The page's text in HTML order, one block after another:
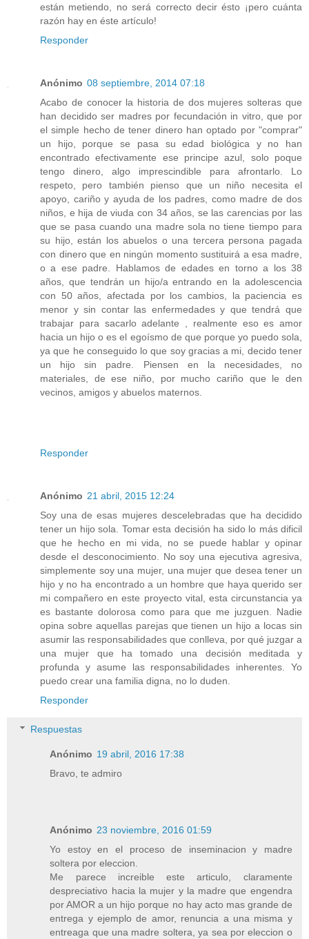
están metiendo, no será correcto decir ésto ¡pero cuánta
razón hay en éste artículo!
Responder
Anónimo 08 septiembre, 2014 07:18
Acabo de conocer la historia de dos mujeres solteras que
han decidido ser madres por fecundación in vitro, que por
el simple hecho de tener dinero han optado por "comprar"
un hijo, porque se pasa su edad biológica y no han
encontrado efectivamente ese principe azul, solo poque
tengo dinero, algo imprescindible para afrontarlo. Lo
respeto, pero también pienso que un niño necesita el
apoyo, cariño y ayuda de los padres, como madre de dos
niños, e hija de viuda con 34 años, se las carencias por las
que se pasa cuando una madre sola no tiene tiempo para
su hijo, están los abuelos o una tercera persona pagada
con dinero que en ningún momento sustituirá a esa madre,
o a ese padre. Hablamos de edades en torno a los 38
años, que tendrán un hijo/a entrando en la adolescencia
con 50 años, afectada por los cambios, la paciencia es
menor y sin contar las enfermedades y que tendrá que
trabajar para sacarlo adelante , realmente eso es amor
hacia un hijo o es el egoísmo de que porque yo puedo sola,
ya que he conseguido lo que soy gracias a mi, decido tener
un hijo sin padre. Piensen en la necesidades, no
materiales, de ese niño, por mucho cariño que le den
vecinos, amigos y abuelos maternos.
Responder
Anónimo 21 abril, 2015 12:24
Soy una de esas mujeres descelebradas que ha decidido
tener un hijo sola. Tomar esta decisión ha sido lo más dificil
que he hecho en mi vida, no se puede hablar y opinar
desde el desconocimiento. No soy una ejecutiva agresiva,
simplemente soy una mujer, una mujer que desea tener un
hijo y no ha encontrado a un hombre que haya querido ser
mi compañero en este proyecto vital, esta circunstancia ya
es bastante dolorosa como para que me juzguen. Nadie
opina sobre aquellas parejas que tienen un hijo a locas sin
asumir las responsabilidades que conlleva, por qué juzgar a
una mujer que ha tomado una decisión meditada y
profunda y asume las responsabilidades inherentes. Yo
puedo crear una familia digna, no lo duden.
Responder
Respuestas
Anónimo 19 abril, 2016 17:38
Bravo, te admiro
Anónimo 23 noviembre, 2016 01:59
Yo estoy en el proceso de inseminacion y madre
soltera por eleccion.
Me parece increible este articulo, claramente
despreciativo hacia la mujer y la madre que engendra
por AMOR a un hijo porque no hay acto mas grande de
entrega y ejemplo de amor, renuncia a una misma y
entreaga que una madre soltera, ya sea por eleccion o